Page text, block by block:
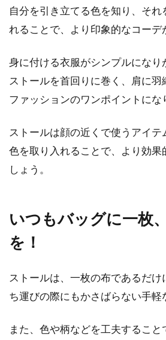
自分を引き立てる色を知り、それ
れることで、より印象的なコーデ
身に付ける衣服がシンプルになり
ストールを首回りに巻く、肩に
ファッションのワンポイントにな
ストールは顔の近くで使うアイテ
色を取り入れることで、より効
しょう。
いつもバッグに一枚
を！
ストールは、一枚の布であるだ
ち運びの際にもかさばらない手軽
また、色や柄などを工夫すること